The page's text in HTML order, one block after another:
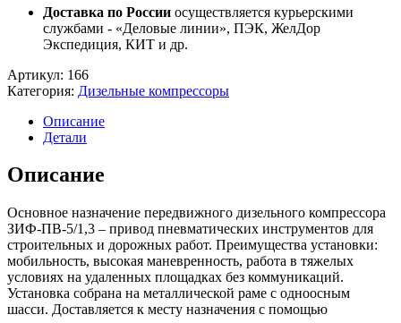
Доставка по России осуществляется курьерскими
службами - «Деловые линии», ПЭК, ЖелДор
Экспедиция, КИТ и др.
Артикул: 166
Категория: Дизельные компрессоры
Описание
Детали
Описание
Основное назначение передвижного дизельного компрессора
ЗИФ-ПВ-5/1,3 – привод пневматических инструментов для
строительных и дорожных работ. Преимущества установки:
мобильность, высокая маневренность, работа в тяжелых
условиях на удаленных площадках без коммуникаций.
Установка собрана на металлической раме с одноосным
шасси. Доставляется к месту назначения с помощью